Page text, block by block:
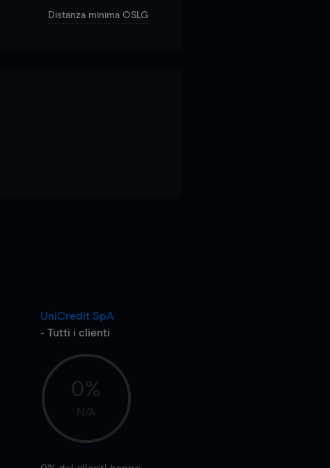
Distanza minima OSLG
UniCredit SpA
- Tutti i clienti
0%
N/A